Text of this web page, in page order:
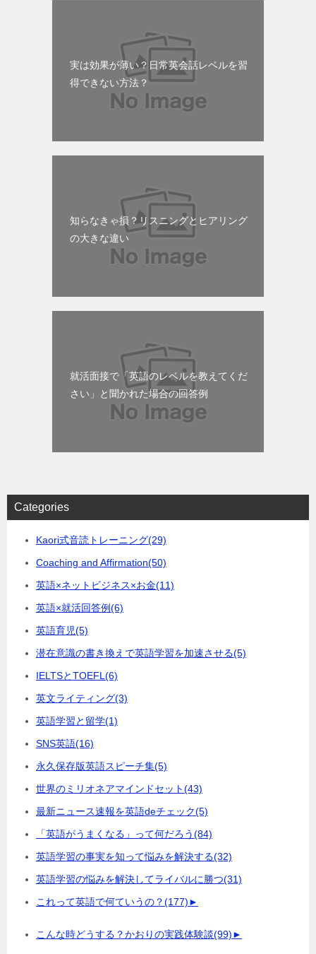
実は効果が薄い？日常英会話レベルを習
得できない方法？
知らなきゃ損？リスニングとヒアリング
の大きな違い
就活面接で「英語のレベルを教えてくだ
さい」と聞かれた場合の回答例
Categories
Kaori式音読トレーニング(29)
Coaching and Affirmation(50)
英語×ネットビジネス×お金(11)
英語×就活回答例(6)
英語育児(5)
潜在意識の書き換えで英語学習を加速させる(5)
IELTSとTOEFL(6)
英文ライティング(3)
英語学習と留学(1)
SNS英語(16)
永久保存版英語スピーチ集(5)
世界のミリオネアマインドセット(43)
最新ニュース速報を英語deチェック(5)
「英語がうまくなる」って何だろう(84)
英語学習の事実を知って悩みを解決する(32)
英語学習の悩みを解決してライバルに勝つ(31)
これって英語で何ていうの？(177)►
こんな時どうする？かおりの実践体験談(99)►